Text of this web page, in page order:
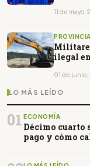
11 de mayo,
ilegal
01 de junio,
LO MÁS LEÍDO
01 ECONOMÍA
Décimo cuarto
pago y cómo